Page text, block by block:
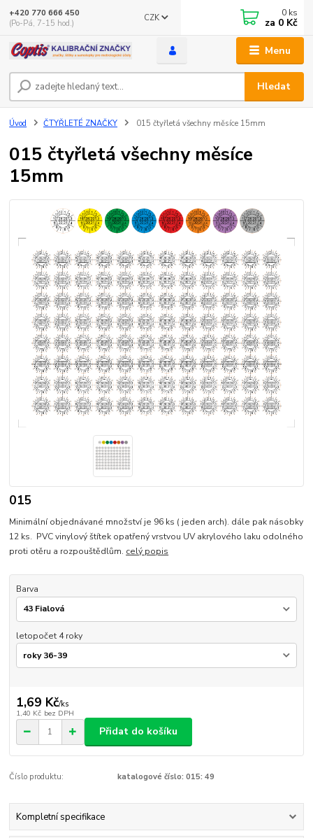
Menu
CZK
Hledat
+420 770 666 450
(Po-Pá, 7-15 hod.)
0 ks
za 0 Kč
Úvod ČTYŘLETÉ ZNAČKY 015 čtyřletá všechny měsíce 15mm
015 čtyřletá všechny měsíce
15mm
015
Minimální objednávané množství je 96 ks ( jeden arch). dále pak násobky
12 ks. PVC vinylový štítek opatřený vrstvou UV akrylového laku odolného
proti otěru a rozpouštědlům. celý popis
Barva
letopočet 4 roky
1,69 Kč/ks
1,40 Kč bez DPH
Přidat do košíku
Číslo produktu: katalogové číslo: 015: 49
Kompletní specifikace